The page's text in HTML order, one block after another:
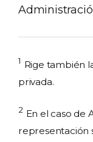
1 Rige también
privada.
2 En el caso de
representación